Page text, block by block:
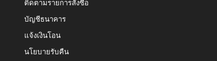
ติดตามรายการสั่งซื้อ
บัญชีธนาคาร
แจ้งเงินโอน
นโยบายรับคืน